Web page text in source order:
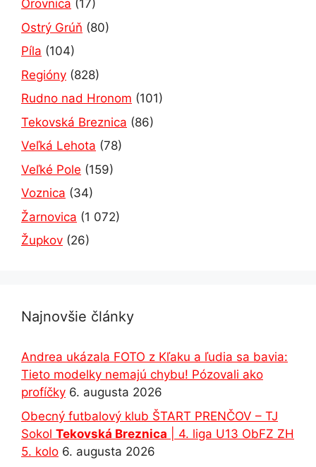
Orovnica (17)
Ostrý Grúň (80)
Píla (104)
Regióny (828)
Rudno nad Hronom (101)
Tekovská Breznica (86)
Veľká Lehota (78)
Veľké Pole (159)
Voznica (34)
Žarnovica (1 072)
Župkov (26)
Najnovšie články
Andrea ukázala FOTO z Kľaku a ľudia sa bavia:
Tieto modelky nemajú chybu! Pózovali ako
profíčky 6. augusta 2026
Obecný futbalový klub ŠTART PRENČOV – TJ
Sokol Tekovská Breznica | 4. liga U13 ObFZ ZH
5. kolo 6. augusta 2026